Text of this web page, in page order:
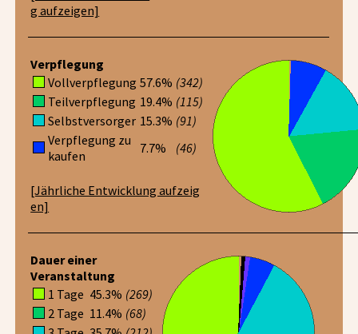
g aufzeigen]
Verpflegung
Vollverpflegung 57.6% (342)
Teilverpflegung 19.4% (115)
Selbstversorger 15.3% (91)
Verpflegung zu
kaufen
7.7% (46)
[Jährliche Entwicklung aufzeig
en]
Dauer einer
Veranstaltung
1 Tage 45.3% (269)
2 Tage 11.4% (68)